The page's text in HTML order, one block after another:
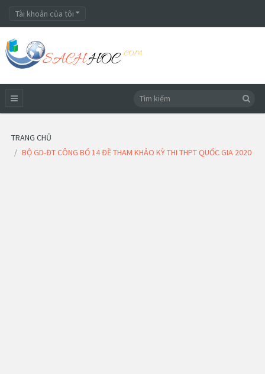
Tài khoản của tôi
TRANG CHỦ
BỘ GD-ĐT CÔNG BỐ 14 ĐỀ THAM KHẢO KỲ THI THPT QUỐC GIA 2020